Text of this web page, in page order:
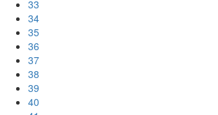
33
34
35
36
37
38
39
40